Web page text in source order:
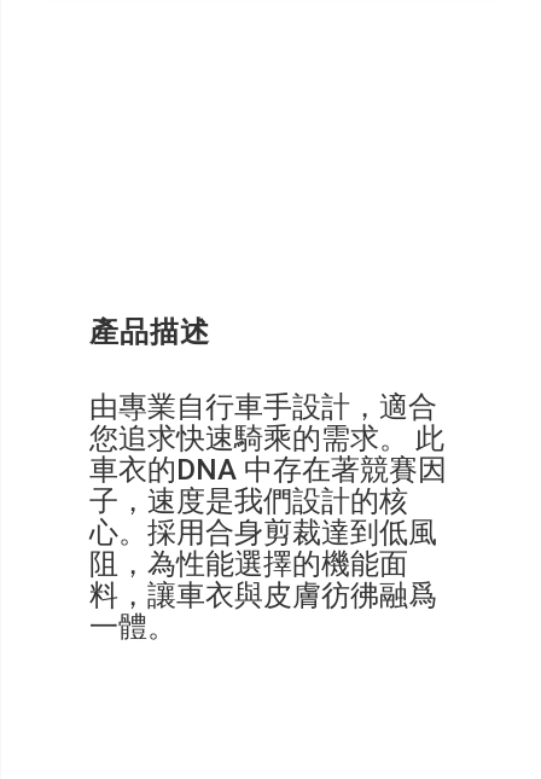
產品描述
由專業自行車手設計，適合
您追求快速騎乘的需求。 此
車衣的DNA 中存在著競賽因
子，速度是我們設計的核
心。採用合身剪裁達到低風
阻，為性能選擇的機能面
料，讓車衣與皮膚彷彿融爲
一體。